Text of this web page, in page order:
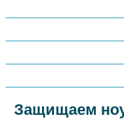
Защищаем